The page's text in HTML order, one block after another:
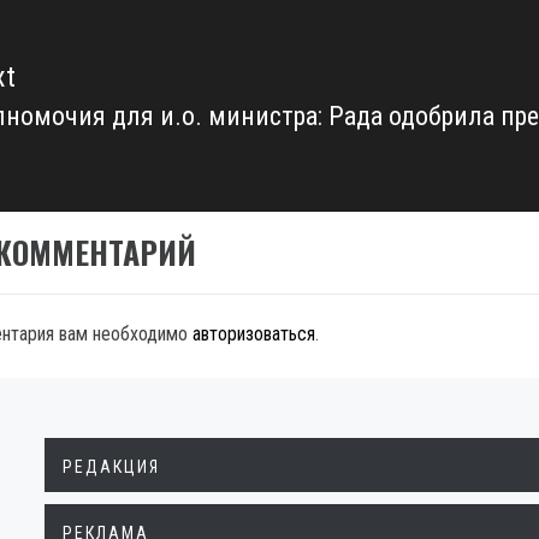
для и.о. министра: Рада одобрила
вам необходимо авторизоваться.
РЕДАКЦИЯ
РЕКЛАМА